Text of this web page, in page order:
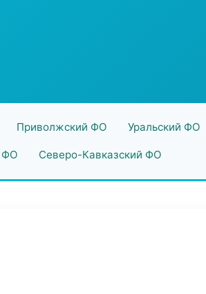
Приволжский ФО Уральский ФО
Северо-Кавказский ФО